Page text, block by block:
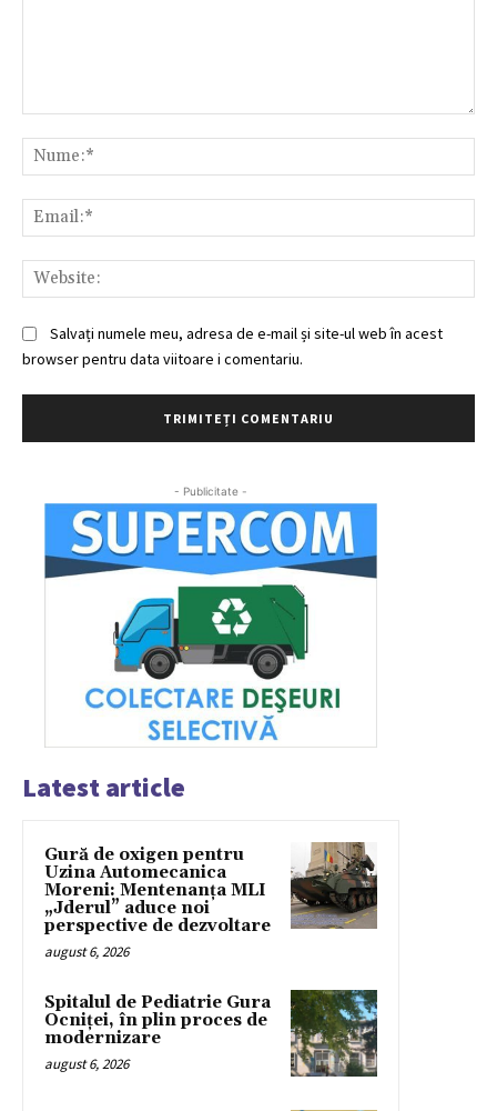
Salvați numele meu, adresa de e-mail și site-ul web în acest
browser pentru data viitoare i comentariu.
- Publicitate -
Latest article
Gură de oxigen pentru
Uzina Automecanica
Moreni: Mentenanța MLI
„Jderul” aduce noi
perspective de dezvoltare
august 6, 2026
Spitalul de Pediatrie Gura
Ocniței, în plin proces de
modernizare
august 6, 2026